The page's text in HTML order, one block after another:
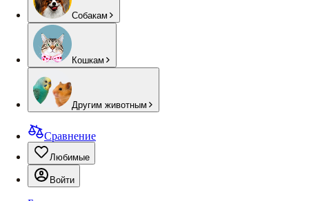
Собакам
Кошкам
Другим животным
Сравнение
Любимые
Войти